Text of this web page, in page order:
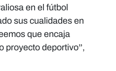
en el fútbol
sus cualidades en
que encaja
proyecto deportivo”,